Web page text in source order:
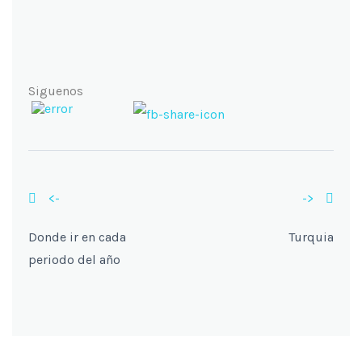
Siguenos
<-
Donde ir en cada
periodo del año
->
Turquia